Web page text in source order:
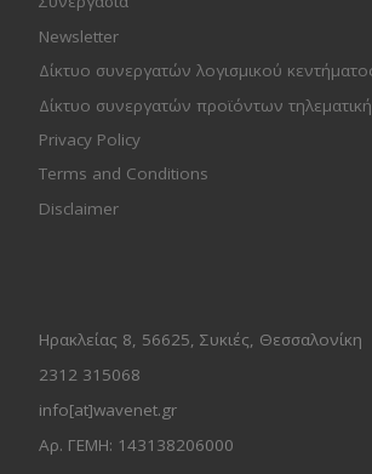
Newsletter
Δίκτυο συνεργατών λογισμικού
Δίκτυο συνεργατών προϊόντων
Privacy Policy
Terms and Conditions
Disclaimer
Ηρακλείας 8, 56625, Συκιές, Θεσσαλονίκη
2312 315068
info[at]wavenet.gr
Αρ. ΓΕΜΗ: 143138206000